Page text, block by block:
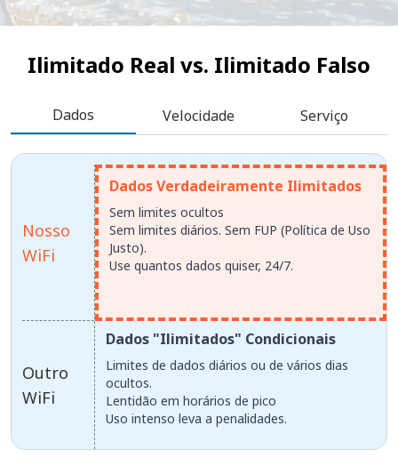
Ilimitado Real vs. Ilimitado Falso
Dados Velocidade Serviço
Nosso
WiFi
Outro
WiFi
Dados Verdadeiramente Ilimitados
Sem limites ocultos
Sem limites diários. Sem FUP (Política de Uso
Justo).
Use quantos dados quiser, 24/7.
Dados "Ilimitados" Condicionais
Limites de dados diários ou de vários dias
ocultos.
Lentidão em horários de pico
Uso intenso leva a penalidades.